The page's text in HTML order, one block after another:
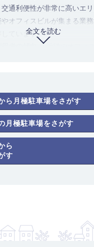
全文を読む
通利便性が非常に高いエ
オフィスビルが集まる業
しています。
： 近隣のオフィ
がちな激戦区です。
料金相場： 中心市街地に
すが、住宅街では平面式も
円～25,300円
円～27,500円
には必ず車検証で車両サイズ
することが不可欠です。古
ら月極駐車場をさがす
月極駐車場をさがす
ら
す